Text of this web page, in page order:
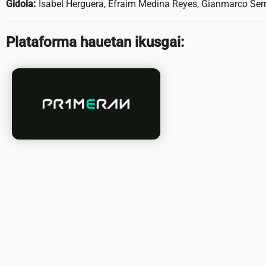
Gidoia: Isabel Herguera, Efraim Medina Reyes, Gianmarco
Plataforma hauetan ikusgai: